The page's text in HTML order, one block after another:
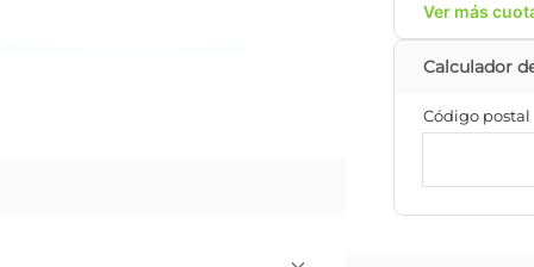
Ver más
Código postal